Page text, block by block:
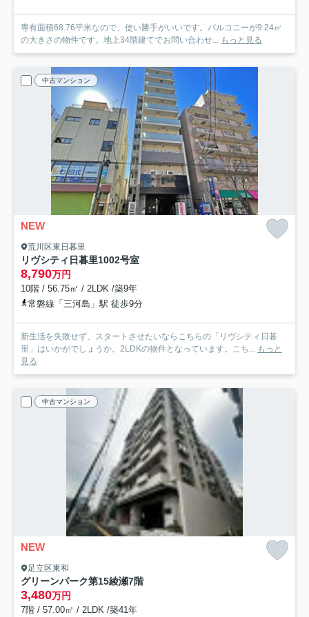
専有面積68.76平米なので、使い勝手がいいです。バルコニーが9.24㎡
の大きさの物件です。地上34階建てでお問い合わせ... もっと見る
中古マンション
NEW
荒川区東日暮里
リヴシティ日暮里1002号室
8,790万円
10階 / 56.75㎡ / 2LDK /築9年
常磐線「三河島」駅 徒歩9分
新生活を失敗せず、スタートさせたいならこちらの「リヴシティ日暮
里」はいかがでしょうか。2LDKの物件となっています。こち... もっと
見る
中古マンション
NEW
足立区東和
グリーンパーク第15綾瀬7階
3,480万円
7階 / 57.00㎡ / 2LDK /築41年